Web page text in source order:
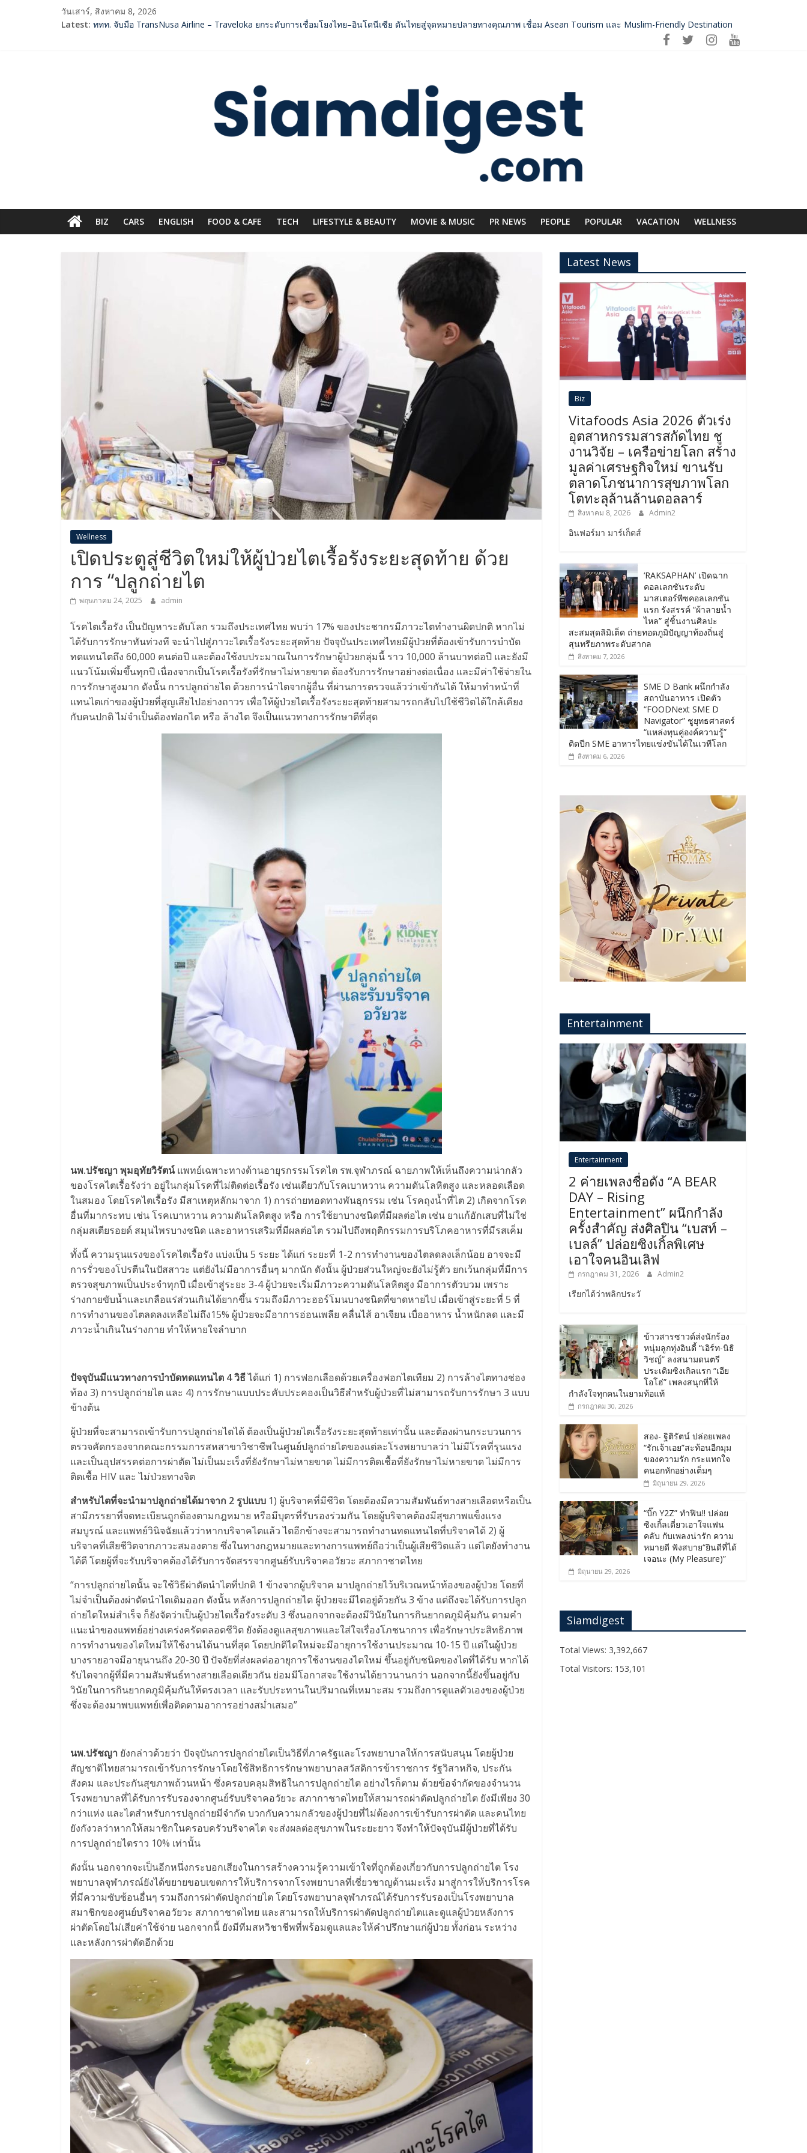
วันเสาร์, สิงหาคม 8, 2026
Latest: ททท. จับมือ TransNusa Airline – Traveloka ยกระดับการเชื่อมโยงไทย–อินโดนีเซีย ดันไทยสู่จุดหมายปลายทางคุณภาพ เชื่อม Asean Tourism และ Muslim-Friendly Destination
BIZ CARS ENGLISH​ FOOD & CAFE TECH LIFESTYLE & BEAUTY MOVIE & MUSIC PR NEWS PEOPLE POPULAR VACATION WELLNESS
Wellness
เปิดประตูสู่ชีวิตใหม่ให้ผู้ป่วยไตเรื้อรังระยะสุดท้าย ด้วย
การ “ปลูกถ่ายไต
พฤษภาคม 24, 2025 admin
โรคไตเรื้อรัง เป็นปัญหาระดับโลก รวมถึงประเทศไทย พบว่า 17% ของประชากรมีภาวะไตทำงานผิดปกติ หากไม่
ได้รับการรักษาทันท่วงที จะนำไปสู่ภาวะไตเรื้อรังระยะสุดท้าย ปัจจุบันประเทศไทยมีผู้ป่วยที่ต้องเข้ารับการบำบัด
ทดแทนไตถึง 60,000 คนต่อปี และต้องใช้งบประมาณในการรักษาผู้ป่วยกลุ่มนี้ ราว 10,000 ล้านบาทต่อปี และยังมี
แนวโน้มเพิ่มขึ้นทุกปี เนื่องจากเป็นโรคเรื้อรังที่รักษาไม่หายขาด ต้องรับการรักษาอย่างต่อเนื่อง และมีค่าใช้จ่ายใน
การรักษาสูงมาก ดังนั้น การปลูกถ่ายไต ด้วยการนำไตจากผู้อื่น ที่ผ่านการตรวจแล้วว่าเข้ากันได้ ให้มาทำหน้าที่
แทนไตเก่าของผู้ป่วยที่สูญเสียไปอย่างถาวร เพื่อให้ผู้ป่วยไตเรื้อรังระยะสุดท้ายสามารถกลับไปใช้ชีวิตได้ใกล้เคียง
กับคนปกติ ไม่จำเป็นต้องฟอกไต หรือ ล้างไต จึงเป็นแนวทางการรักษาดีที่สุด
นพ.ปรัชญา พุมอุทัยวิรัตน์แพทย์เฉพาะทางด้านอายุรกรรมโรคไต รพ.จุฬาภรณ์ ฉายภาพให้เห็นถึงความน่ากลัว
ของโรคไตเรื้อรังว่า อยู่ในกลุ่มโรคที่ไม่ติดต่อเรื้อรัง เช่นเดียวกับโรคเบาหวาน ความดันโลหิตสูง และหลอดเลือด
ในสมอง โดยโรคไตเรื้อรัง มีสาเหตุหลักมาจาก 1) การถ่ายทอดทางพันธุกรรม เช่น โรคถุงน้ำที่ไต 2) เกิดจากโรค
อื่นที่มากระทบ เช่น โรคเบาหวาน ความดันโลหิตสูง หรือ การใช้ยาบางชนิดที่มีผลต่อไต เช่น ยาแก้อักเสบที่ไม่ใช่
กลุ่มสเตียรอยด์ สมุนไพรบางชนิด และอาหารเสริมที่มีผลต่อไต รวมไปถึงพฤติกรรมการบริโภคอาหารที่มีรสเค็ม
ทั้งนี้ ความรุนแรงของโรคไตเรื้อรัง แบ่งเป็น 5 ระยะ ได้แก่ ระยะที่ 1-2 การทำงานของไตลดลงเล็กน้อย อาจจะมี
การรั่วของโปรตีนในปัสสาวะ แต่ยังไม่มีอาการอื่นๆ มากนัก ดังนั้น ผู้ป่วยส่วนใหญ่จะยังไม่รู้ตัว ยกเว้นกลุ่มที่มีการ
ตรวจสุขภาพเป็นประจำทุกปี เมื่อเข้าสู่ระยะ 3-4 ผู้ป่วยจะเริ่มมีภาวะความดันโลหิตสูง มีอาการตัวบวม เพราะ
ร่างกายขับน้ำและเกลือแร่ส่วนเกินได้ยากขึ้น รวมถึงมีภาวะฮอร์โมนบางชนิดที่ขาดหายไป เมื่อเข้าสู่ระยะที่ 5 ที่
การทำงานของไตลดลงเหลือไม่ถึง15% ผู้ป่วยจะมีอาการอ่อนเพลีย คลื่นไส้ อาเจียน เบื่ออาหาร น้ำหนักลด และมี
ภาวะน้ำเกินในร่างกาย ทำให้หายใจลำบาก
ปัจจุบันมีแนวทางการบำบัดทดแทนไต 4 วิธีได้แก่ 1) การฟอกเลือดด้วยเครื่องฟอกไตเทียม 2) การล้างไตทางช่อง
ท้อง 3) การปลูกถ่ายไต และ 4) การรักษาแบบประคับประคองเป็นวิธีสำหรับผู้ป่วยที่ไม่สามารถรับการรักษา 3 แบบ
ข้างต้น
ผู้ป่วยที่จะสามารถเข้ารับการปลูกถ่ายไตได้ ต้องเป็นผู้ป่วยไตเรื้อรังระยะสุดท้ายเท่านั้น และต้องผ่านกระบวนการ
ตรวจคัดกรองจากคณะกรรมการสหสาขาวิชาชีพในศูนย์ปลูกถ่ายไตของแต่ละโรงพยาบาลว่า ไม่มีโรคที่รุนแรง
และเป็นอุปสรรคต่อการผ่าตัด ไม่เป็นมะเร็งที่ยังรักษาไม่หายขาด ไม่มีการติดเชื้อที่ยังรักษาไม่หายขาด ไม่มีการ
ติดเชื้อ HIV และ ไม่ป่วยทางจิต
สำหรับไตที่จะนำมาปลูกถ่ายได้มาจาก 2 รูปแบบ 1) ผู้บริจาคที่มีชีวิต โดยต้องมีความสัมพันธ์ทางสายเลือดหรือเป็น
สามีภรรยาที่จดทะเบียนถูกต้องตามกฎหมาย หรือมีบุตรที่รับรองร่วมกัน โดยผู้บริจาคต้องมีสุขภาพแข็งแรง
สมบูรณ์ และแพทย์วินิจฉัยแล้วว่าหากบริจาคไตแล้ว ไตอีกข้างจะสามารถทำงานทดแทนไตที่บริจาคได้ 2) ผู้
บริจาคที่เสียชีวิตจากภาวะสมองตาย ซึ่งในทางกฎหมายและทางการแพทย์ถือว่าเป็นผู้เสียชีวิตแล้ว แต่ไตยังทำงาน
ได้ดี โดยผู้ที่จะรับบริจาคต้องได้รับการจัดสรรจากศูนย์รับบริจาคอวัยวะ สภากาชาดไทย
“การปลูกถ่ายไตนั้น จะใช้วิธีผ่าตัดนำไตที่ปกติ 1 ข้างจากผู้บริจาค มาปลูกถ่ายไว้บริเวณหน้าท้องของผู้ป่วย โดยที่
ไม่จำเป็นต้องผ่าตัดนำไตเดิมออก ดังนั้น หลังการปลูกถ่ายไต ผู้ป่วยจะมีไตอยู่ด้วยกัน 3 ข้าง แต่ถึงจะได้รับการปลูก
ถ่ายไตใหม่สำเร็จ ก็ยังจัดว่าเป็นผู้ป่วยไตเรื้อรังระดับ 3 ซึ่งนอกจากจะต้องมีวินัยในการกินยากดภูมิคุ้มกัน ตามคำ
แนะนำของแพทย์อย่างเคร่งครัดตลอดชีวิต ยังต้องดูแลสุขภาพและใส่ใจเรื่องโภชนาการ เพื่อรักษาประสิทธิภาพ
การทำงานของไตใหม่ให้ใช้งานได้นานที่สุด โดยปกติไตใหม่จะมีอายุการใช้งานประมาณ 10-15 ปี แต่ในผู้ป่วย
บางรายอาจมีอายุนานถึง 20-30 ปี ปัจจัยที่ส่งผลต่ออายุการใช้งานของไตใหม่ ขึ้นอยู่กับชนิดของไตที่ได้รับ หากได้
รับไตจากผู้ที่มีความสัมพันธ์ทางสายเลือดเดียวกัน ย่อมมีโอกาสจะใช้งานได้ยาวนานกว่า นอกจากนี้ยังขึ้นอยู่กับ
วินัยในการกินยากดภูมิคุ้มกันให้ตรงเวลา และรับประทานในปริมาณที่เหมาะสม รวมถึงการดูแลตัวเองของผู้ป่วย
ซึ่งจะต้องมาพบแพทย์เพื่อติดตามอาการอย่างสม่ำเสมอ”
นพ.ปรัชญา ยังกล่าวด้วยว่า ปัจจุบันการปลูกถ่ายไตเป็นวิธีที่ภาครัฐและโรงพยาบาลให้การสนับสนุน โดยผู้ป่วย
สัญชาติไทยสามารถเข้ารับการรักษาโดยใช้สิทธิการรักษาพยาบาลสวัสดิการข้าราชการ รัฐวิสาหกิจ, ประกัน
สังคม และประกันสุขภาพถ้วนหน้า ซึ่งครอบคลุมสิทธิในการปลูกถ่ายไต อย่างไรก็ตาม ด้วยข้อจำกัดของจำนวน
โรงพยาบาลที่ได้รับการรับรองจากศูนย์รับบริจาคอวัยวะ สภากาชาดไทยให้สามารถผ่าตัดปลูกถ่ายไต ยังมีเพียง 30
กว่าแห่ง และไตสำหรับการปลูกถ่ายมีจำกัด บวกกับความกลัวของผู้ป่วยที่ไม่ต้องการเข้ารับการผ่าตัด และคนไทย
ยังกังวลว่าหากให้สมาชิกในครอบครัวบริจาคไต จะส่งผลต่อสุขภาพในระยะยาว จึงทำให้ปัจจุบันมีผู้ป่วยที่ได้รับ
การปลูกถ่ายไตราว 10% เท่านั้น
ดังนั้น นอกจากจะเป็นอีกหนึ่งกระบอกเสียงในการสร้างความรู้ความเข้าใจที่ถูกต้องเกี่ยวกับการปลูกถ่ายไต โรง
พยาบาลจุฬาภรณ์ยังได้ขยายขอบเขตการให้บริการจากโรงพยาบาลที่เชี่ยวชาญด้านมะเร็ง มาสู่การให้บริการโรค
ที่มีความซับซ้อนอื่นๆ รวมถึงการผ่าตัดปลูกถ่ายไต โดยโรงพยาบาลจุฬาภรณ์ได้รับการรับรองเป็นโรงพยาบาล
สมาชิกของศูนย์บริจาคอวัยวะ สภากาชาดไทย และสามารถให้บริการผ่าตัดปลูกถ่ายไตและดูแลผู้ป่วยหลังการ
ผ่าตัดโดยไม่เสียค่าใช้จ่าย นอกจากนี้ ยังมีทีมสหวิชาชีพที่พร้อมดูแลและให้คำปรึกษาแก่ผู้ป่วย ทั้งก่อน ระหว่าง
และหลังการผ่าตัดอีกด้วย
Latest News
Biz
Vitafoods Asia 2026 ตัวเร่ง
อุตสาหกรรมสารสกัดไทย ชู
งานวิจัย – เครือข่ายโลก สร้าง
มูลค่าเศรษฐกิจใหม่ ขานรับ
ตลาดโภชนาการสุขภาพโลก
โตทะลุล้านล้านดอลลาร์
สิงหาคม 8, 2026 Admin2
อินฟอร์มา มาร์เก็ตส์
‘RAKSAPHAN’ เปิดฉาก
คอลเลกชันระดับ
มาสเตอร์พีซคอลเลกชัน
แรก รังสรรค์ “ผ้าลายน้ำ
ไหล” สู่ชิ้นงานศิลปะ
สะสมสุดลิมิเต็ด ถ่ายทอดภูมิปัญญาท้องถิ่นสู่
สุนทรียภาพระดับสากล
สิงหาคม 7, 2026
SME D Bank ผนึกกำลัง
สถาบันอาหาร เปิดตัว
“FOODNext SME D
Navigator” ชูยุทธศาสตร์
“แหล่งทุนคู่องค์ความรู้”
ติดปีก SME อาหารไทยแข่งขันได้ในเวทีโลก
สิงหาคม 6, 2026
Entertainment
Entertainment
2 ค่ายเพลงชื่อดัง “A BEAR
DAY – Rising
Entertainment” ผนึกกำลัง
ครั้งสำคัญ ส่งศิลปิน “เบสท์ –
เบลล์” ปล่อยซิงเกิ้ลพิเศษ
เอาใจคนอินเลิฟ
กรกฎาคม 31, 2026 Admin2
เรียกได้ว่าพลิกประวั
ข้าวสารซาวด์ส่งนักร้อง
หนุ่มลูกทุ่งอินดี้ “เอิร์ท-นิธิ
วิชญ์” ลงสนามดนตรี
ประเดิมซิงเกิลแรก “เอีย
โอโฮ่” เพลงสนุกที่ให้
กำลังใจทุกคนในยามท้อแท้
กรกฎาคม 30, 2026
สอง- ฐิติรัตน์ ปล่อยเพลง
“รักเจ้าเอย”สะท้อนอีกมุม
ของความรัก กระแทกใจ
คนอกหักอย่างเต็มๆ
มิถุนายน 29, 2026
“บิ๊ก Y2Z” ทำฟิน!! ปล่อย
ซิงเกิ้ลเดี่ยวเอาใจแฟน
คลับ กับเพลงน่ารัก ความ
หมายดี ฟังสบาย“ยินดีที่ได้
เจอนะ (My Pleasure)”
มิถุนายน 29, 2026
Siamdigest
Total Views: 3,392,667
Total Visitors: 153,101